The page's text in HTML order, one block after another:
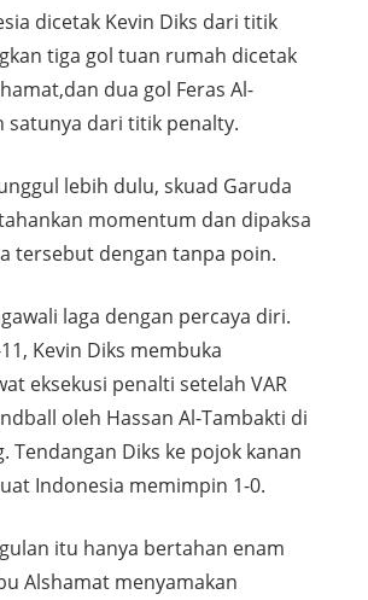
dicetak Kevin Diks dari titik
tiga gol tuan rumah dicetak
dua gol Feras Al-
satunya dari titik penalty.
lebih dulu, skuad Garuda
momentum dan dipaksa
tersebut dengan tanpa poin.
laga dengan percaya diri.
Kevin Diks membuka
eksekusi penalti setelah VAR
oleh Hassan Al-Tambakti di
Tendangan Diks ke pojok kanan
Indonesia memimpin 1-0.
itu hanya bertahan enam
Alshamat menyamakan